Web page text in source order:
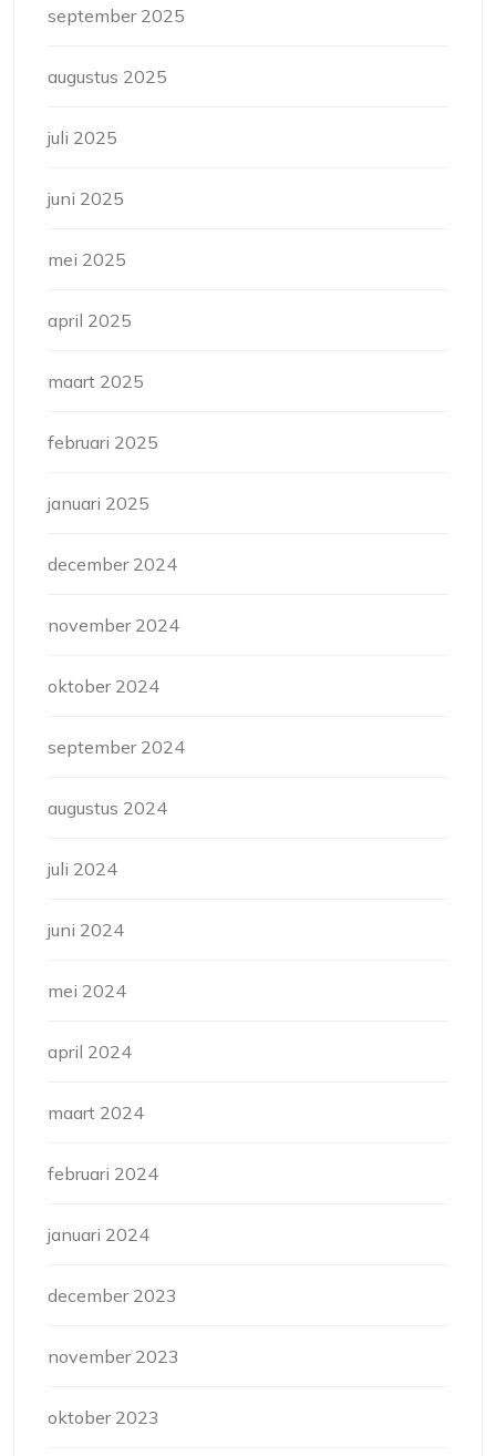
september 2025
augustus 2025
juli 2025
juni 2025
mei 2025
april 2025
maart 2025
februari 2025
januari 2025
december 2024
november 2024
oktober 2024
september 2024
augustus 2024
juli 2024
juni 2024
mei 2024
april 2024
maart 2024
februari 2024
januari 2024
december 2023
november 2023
oktober 2023